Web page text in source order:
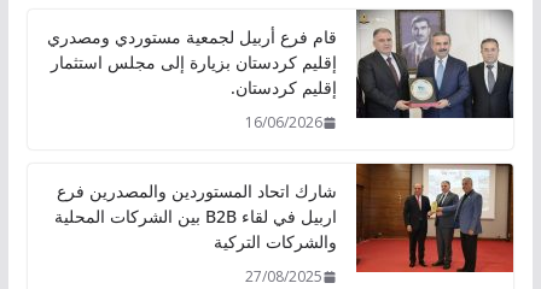
قام فرع أربيل لجمعية مستوردي ومصدري
إقليم كردستان بزيارة إلى مجلس استثمار
إقليم كردستان.
16/06/2026
شارك اتحاد المستوردين والمصدرين فرع
اربيل في لقاء B2B بين الشركات المحلية
والشركات التركية
27/08/2025